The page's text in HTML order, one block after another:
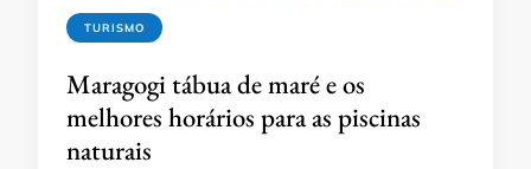
TURISMO
Maragogi tábua de maré e os
melhores horários para as piscinas
naturais